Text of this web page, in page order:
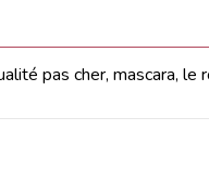
pas cher, mascara, le